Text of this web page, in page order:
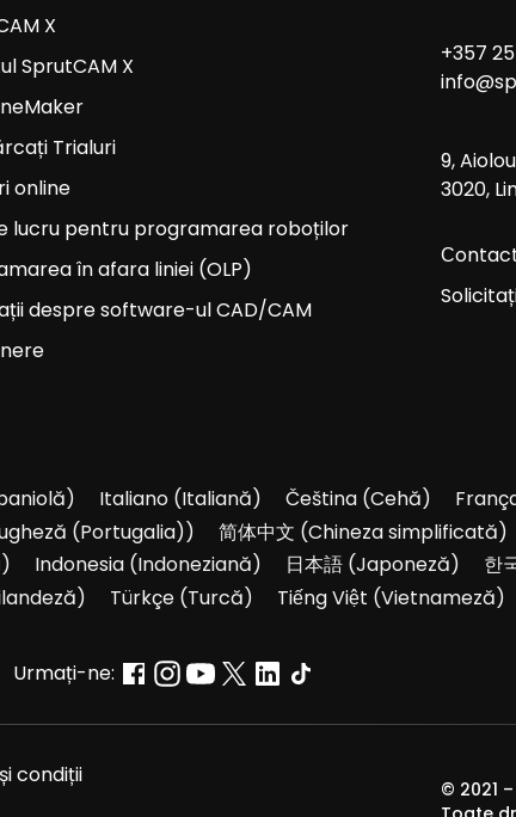
X
SprutCAM X
Trialuri
online
lucru pentru programarea roboților
în afara liniei (OLP)
despre software-ul CAD/CAM
+357
9,
3020,
) Italiano (Italiană) Čeština (Cehă)
(Portugalia)) 简体中文 (Chineza simplificată)
) Indonesia(Indoneziană) 日本語(Japoneză) 한
) Türkçe(Turcă) Tiếng Việt (Vietnameză)
Urmați-ne:
condiții
© 2021 –